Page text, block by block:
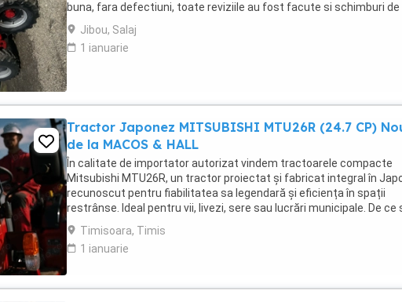
buna, fara defectiuni, toate reviziile au fost facute si schimburi de
consumabile, nu necesita ...
Jibou, Salaj
1 ianuarie
Tractor Japonez MITSUBISHI MTU26R (24.7 CP)
de la MACOS & HALL
În calitate de importator autorizat vindem tractoarele compacte
Mitsubishi MTU26R, un tractor proiectat și fabricat integral în
recunoscut pentru fiabilitatea sa legendară și eficiența în spații
restrânse. Ideal pentru vii, livezi, sere sau lucrări municipale. De ce
alegi Mitsubishi MTU26R ...
Timisoara, Timis
1 ianuarie